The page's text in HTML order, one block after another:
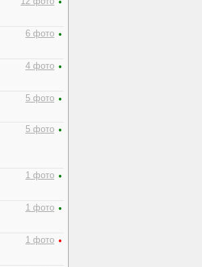
6 фото •
4 фото •
5 фото •
5 фото •
1 фото •
1 фото •
1 фото •